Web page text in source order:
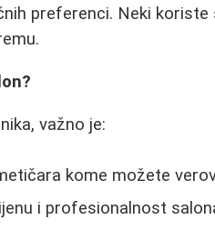
preferenci. Neki
važno je:
kome možete
i profesionalnost